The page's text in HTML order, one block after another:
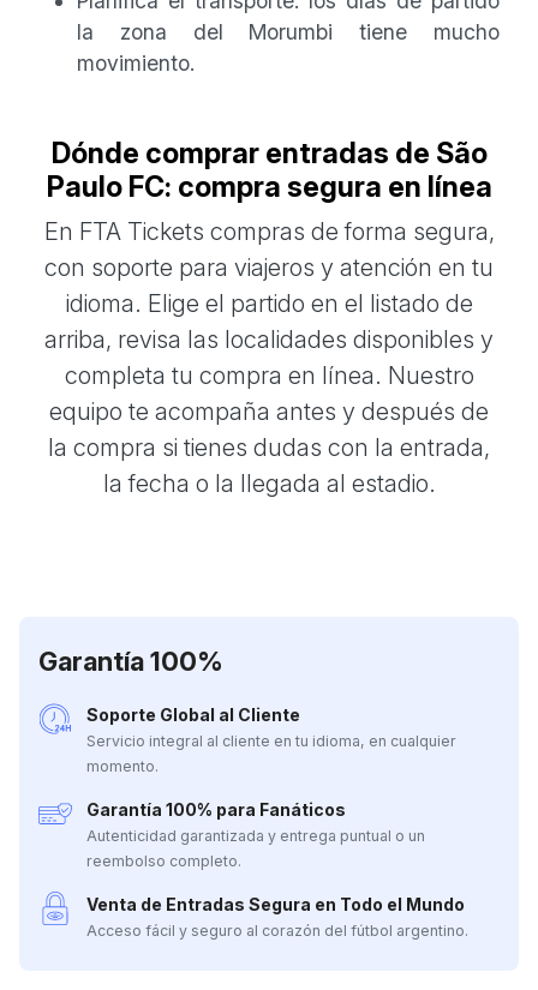
la zona del Morumbi tiene mucho
movimiento.
Dónde comprar entradas de São
Paulo FC: compra segura en línea
En FTA Tickets compras de forma segura,
con soporte para viajeros y atención en tu
idioma. Elige el partido en el listado de
arriba, revisa las localidades disponibles y
completa tu compra en línea. Nuestro
equipo te acompaña antes y después de
la compra si tienes dudas con la entrada,
la fecha o la llegada al estadio.
Garantía 100%
Soporte Global al Cliente
Servicio integral al cliente en tu idioma, en cualquier
momento.
Garantía 100% para Fanáticos
Autenticidad garantizada y entrega puntual o un
reembolso completo.
Venta de Entradas Segura en Todo el Mundo
Acceso fácil y seguro al corazón del fútbol argentino.